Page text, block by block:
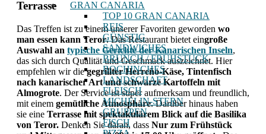
GRAN CANARIA
TOP 10 GRAN CANARIA
REIS
GÜNSTIG
SANDWICHES
BRUNCH / FRÜHSTÜCK
BOCHINCHES
LANDSCHAFT
FLEISCH
MICHELIN-STERN
GRUPPEN
FISCH
Terrasse
Das Treffen ist zu einem unserer Favoriten geworden wo
man essen kann Teror. Das Restaurant bietet eingroße
Auswahl an typische Gerichte der Kanarischen Inseln,
das sich durch Qualität und Geschmack auszeichnet. Hier
empfehlen wir diegegrillter Herreño-Käse, Tintenfisch
nach kanarischer Art und schwarze Kartoffeln mit
Almogrote. Der Service ist super aufmerksam und freundlich,
mit einem gemütliche Atmosphäre. Darüber hinaus haben
sie eine Terrasse mit spektakulärem Blick auf die Basilika
von Teror. Denken Sie daran, dass Nur zum Frühstück